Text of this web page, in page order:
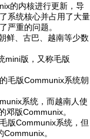
的内核进行更新，导
系统核心并占用了大量
严重的问题。
鲜、古巴、越南等少数
mini版，又称毛版
毛版Communix系统朝
系统，而越南人使
邓版Communix。
版Communix系统，但
。